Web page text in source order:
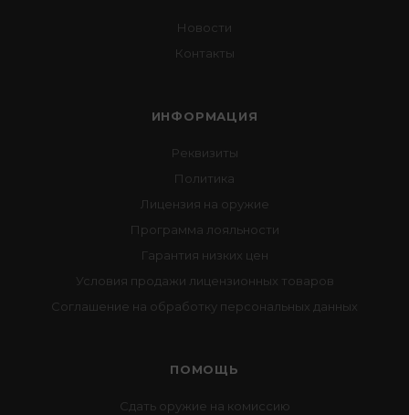
Новости
Контакты
ИНФОРМАЦИЯ
Реквизиты
Политика
Лицензия на оружие
Программа лояльности
Гарантия низких цен
Условия продажи лицензионных товаров
Соглашение на обработку персональных данных
ПОМОЩЬ
Сдать оружие на комиссию